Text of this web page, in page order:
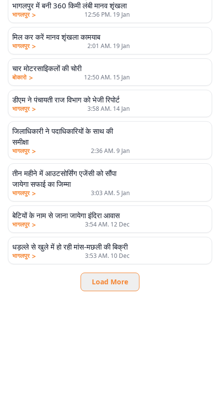
भागलपुर में बनी 360 किमी लंबी मानव शृंखला
भागलपुर > 12:56 PM. 19 Jan
मिल कर करें मानव शृंखला कामयाब
भागलपुर > 2:01 AM. 19 Jan
चार मोटरसाइिकलों की चोरी
बोकारो > 12:50 AM. 15 Jan
डीएम ने पंचायती राज विभाग को भेजी रिपोर्ट
भागलपुर > 3:58 AM. 14 Jan
जिलाधिकारी ने पदाधिकारियों के साथ की
समीक्षा
भागलपुर > 2:36 AM. 9 Jan
तीन महीने में आउटसोर्सिंग एजेंसी को सौंपा
जायेगा सफाई का जिम्मा
भागलपुर > 3:03 AM. 5 Jan
बेटियों के नाम से जाना जायेगा इंदिरा आवास
भागलपुर > 3:54 AM. 12 Dec
धड़ल्ले से खुले में हो रही मांस-मछली की बिक्री
भागलपुर > 3:53 AM. 10 Dec
Load More